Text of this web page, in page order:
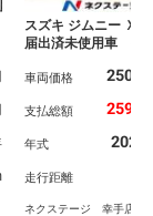
スズキ ジムニー Ｘ
届出済未使用車 衝
シートヒーター コ
ド 純正１６インチ
車両価格 250.8
支払総額 259.9
年式 2026
走行距離
ネクステージ 幸手店